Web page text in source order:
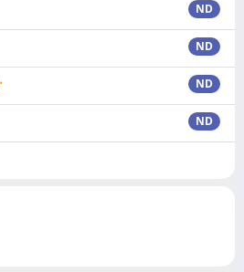
ND
ND
ND
ND